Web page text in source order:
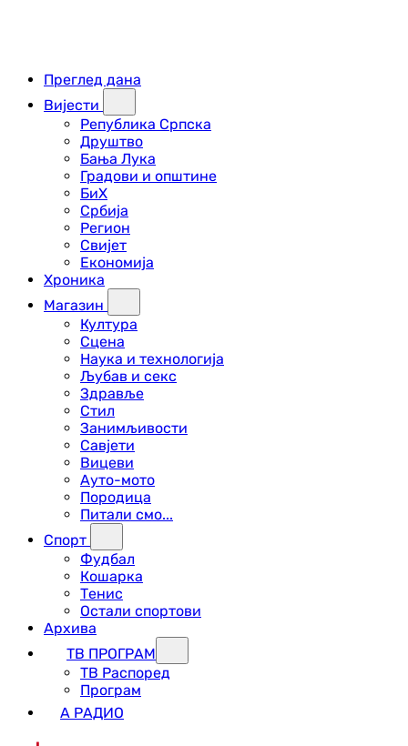
Преглед дана
Вијести
Република Српска
Друштво
Бања Лука
Градови и општине
БиХ
Србија
Регион
Свијет
Економија
Хроника
Магазин
Култура
Сцена
Наука и технологија
Љубав и секс
Здравље
Стил
Занимљивости
Савјети
Вицеви
Ауто-мото
Породица
Питали смо...
Спорт
Фудбал
Кошарка
Тенис
Остали спортови
Архива
ТВ ПРОГРАМ
ТВ Распоред
Програм
А РАДИО